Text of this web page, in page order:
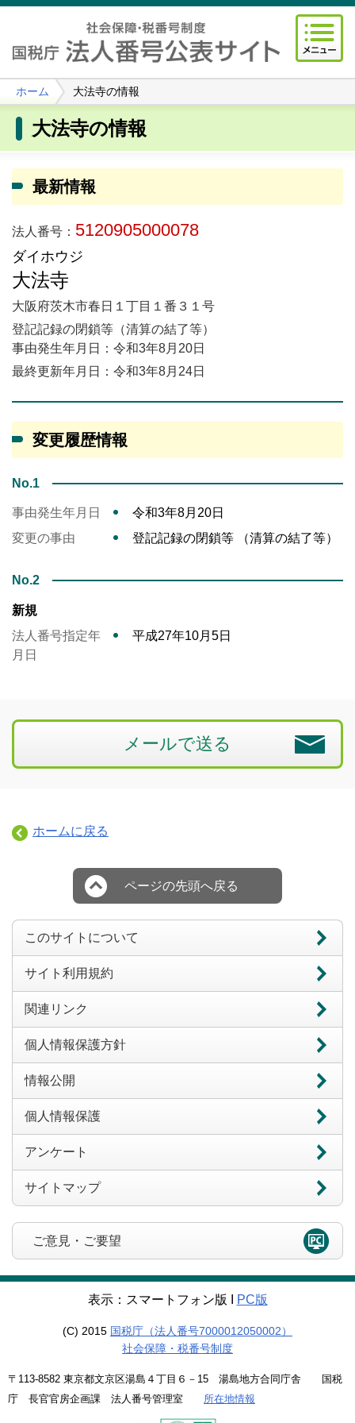
ホーム 大法寺の情報
大法寺の情報
最新情報
法人番号： 5120905000078
ダイホウジ
大法寺
大阪府茨木市春日１丁目１番３１号
登記記録の閉鎖等（清算の結了等）
事由発生年月日：令和3年8月20日
最終更新年月日：令和3年8月24日
変更履歴情報
No.1
事由発生年月日
令和3年8月20日
変更の事由
登記記録の閉鎖等 （清算の結了等）
No.2
新規
法人番号指定年
月日
平成27年10月5日
メールで送る
ホームに戻る
ページの先頭へ戻る
このサイトについて
サイト利用規約
関連リンク
個人情報保護方針
情報公開
個人情報保護
アンケート
サイトマップ
ご意見・ご要望
表示：スマートフォン版 Ι PC版
(C) 2015 国税庁（法人番号7000012050002）
社会保障・税番号制度
〒113-8582 東京都文京区湯島４丁目６－15 湯島地方合同庁舎 国税
庁 長官官房企画課 法人番号管理室 所在地情報